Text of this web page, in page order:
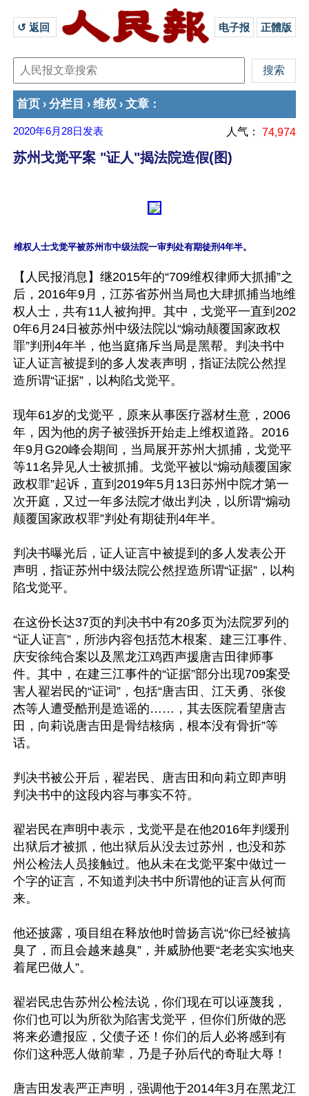
↺ 返回 电子报 正體版
首页 › 分栏目 › 维权 › 文章 ：
2020年6月28日 发表 人气： 74,974
苏州戈觉平案 "证人"揭法院造假(图)
【人民报消息】继2015年的“709维权律师大抓捕”之
后，2016年9月，江苏省苏州当局也大肆抓捕当地维
权人士，共有11人被拘押。其中，戈觉平一直到202
0年6月24日被苏州中级法院以“煽动颠覆国家政权
罪”判刑4年半，他当庭痛斥当局是黑帮。判决书中
证人证言被提到的多人发表声明，指证法院公然捏
造所谓“证据”，以构陷戈觉平。
现年61岁的戈觉平，原来从事医疗器材生意，2006
年，因为他的房子被强拆开始走上维权道路。2016
年9月G20峰会期间，当局展开苏州大抓捕，戈觉平
等11名异见人士被抓捕。戈觉平被以“煽动颠覆国家
政权罪”起诉，直到2019年5月13日苏州中院才第一
次开庭，又过一年多法院才做出判决，以所谓“煽动
颠覆国家政权罪”判处有期徒刑4年半。
判决书曝光后，证人证言中被提到的多人发表公开
声明，指证苏州中级法院公然捏造所谓“证据”，以构
陷戈觉平。
在这份长达37页的判决书中有20多页为法院罗列的
“证人证言”，所涉内容包括范木根案、建三江事件、
庆安徐纯合案以及黑龙江鸡西声援唐吉田律师事
件。其中，在建三江事件的“证据”部分出现709案受
害人翟岩民的“证词”，包括“唐吉田、江天勇、张俊
杰等人遭受酷刑是造谣的……，其去医院看望唐吉
田，向莉说唐吉田是骨结核病，根本没有骨折”等
话。
判决书被公开后，翟岩民、唐吉田和向莉立即声明
判决书中的这段内容与事实不符。
翟岩民在声明中表示，戈觉平是在他2016年判缓刑
出狱后才被抓，他出狱后从没去过苏州，也没和苏
州公检法人员接触过。他从未在戈觉平案中做过一
个字的证言，不知道判决书中所谓他的证言从何而
来。
他还披露，项目组在释放他时曾扬言说“你已经被搞
臭了，而且会越来越臭”，并威胁他要“老老实实地夹
着尾巴做人”。
翟岩民忠告苏州公检法说，你们现在可以诬蔑我，
你们也可以为所欲为陷害戈觉平，但你们所做的恶
将来必遭报应，父债子还！你们的后人必将感到有
你们这种恶人做前辈，乃是子孙后代的奇耻大辱！
唐吉田发表严正声明，强调他于2014年3月在黑龙江